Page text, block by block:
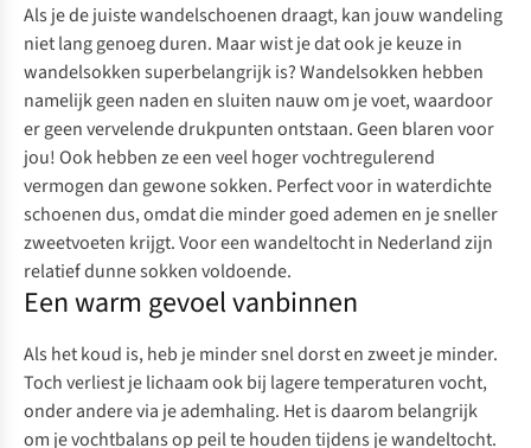
Als je de juiste wandelschoenen draagt, kan jouw wandeling
niet lang genoeg duren. Maar wist je dat ook je keuze in
wandelsokken superbelangrijk is? Wandelsokken hebben
namelijk geen naden en sluiten nauw om je voet, waardoor
er geen vervelende drukpunten ontstaan. Geen blaren voor
jou! Ook hebben ze een veel hoger vochtregulerend
vermogen dan gewone sokken. Perfect voor in waterdichte
schoenen dus, omdat die minder goed ademen en je sneller
zweetvoeten krijgt. Voor een wandeltocht in Nederland zijn
relatief dunne sokken voldoende.
Een warm gevoel vanbinnen
Als het koud is, heb je minder snel dorst en zweet je minder.
Toch verliest je lichaam ook bij lagere temperaturen vocht,
onder andere via je ademhaling. Het is daarom belangrijk
om je vochtbalans op peil te houden tijdens je wandeltocht.